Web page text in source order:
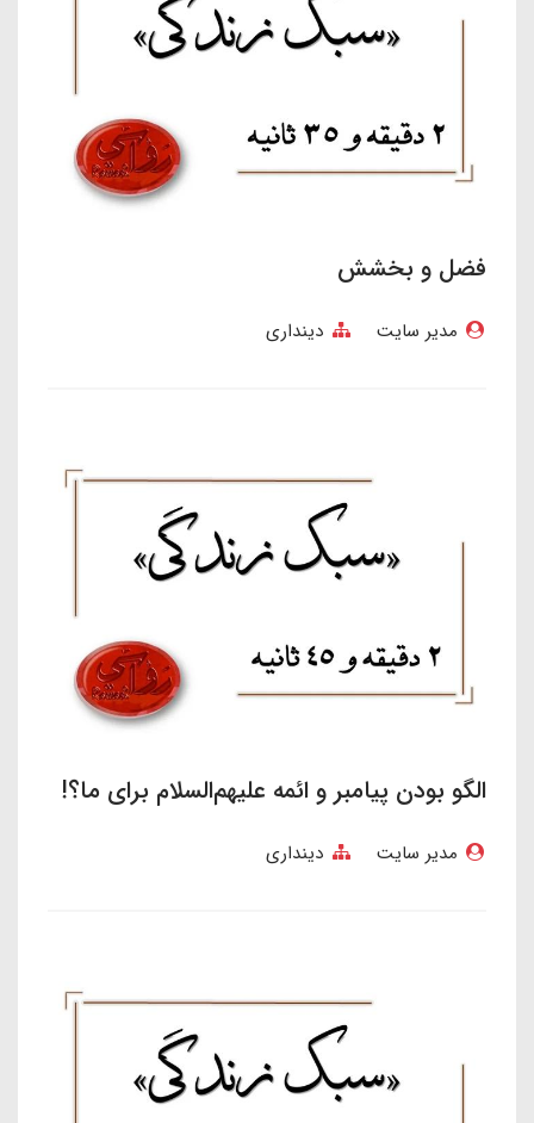
فضل و بخشش
مدیر سایت دینداری
الگو بودن پیامبر و ائمه علیهم‌السلام برای ما؟!
مدیر سایت دینداری